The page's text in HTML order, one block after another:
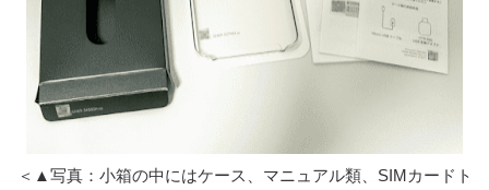
＜▲写真：小箱の中にはケース、マニュアル類、SIMカードト